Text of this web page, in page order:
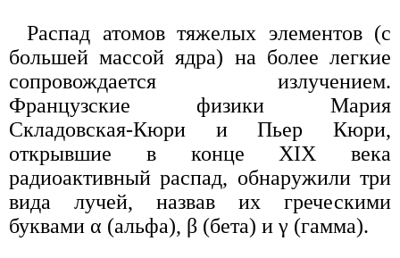
Распад атомов тяжелых элементов (с
большей массой ядра) на более легкие
сопровождается излучением.
Французские физики Мария
Складовская-Кюри и Пьер Кюри,
открывшие в конце XIX века
радиоактивный распад, обнаружили три
вида лучей, назвав их греческими
буквами α (альфа), β (бета) и γ (гамма).